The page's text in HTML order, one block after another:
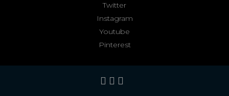
Twitter
Instagram
Youtube
Pinterest